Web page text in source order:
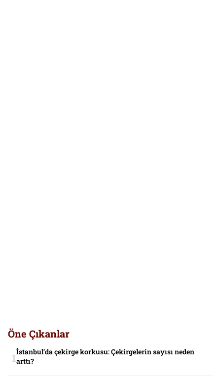
Öne Çıkanlar
İstanbul’da çekirge korkusu: Çekirgelerin sayısı neden
arttı?